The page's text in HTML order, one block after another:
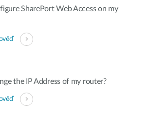
SharePort Web Access on my
the IP Address of my router?